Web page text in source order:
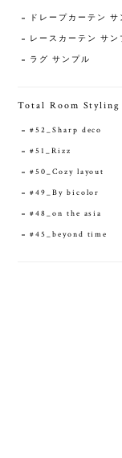
ドレープカーテン サ
レースカーテン サン
ラグ サンプル
Total Room Styling
#52_Sharp deco
#51_Rizz
#50_Cozy layout
#49_By bicolor
#48_on the asia
#45_beyond time